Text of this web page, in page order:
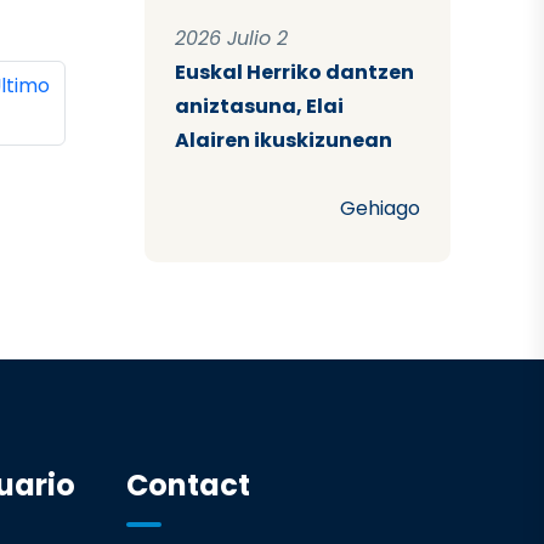
página
2026 Julio 2
Euskal Herriko dantzen
aniztasuna, Elai
Alairen ikuskizunean
Gehiago
Contact